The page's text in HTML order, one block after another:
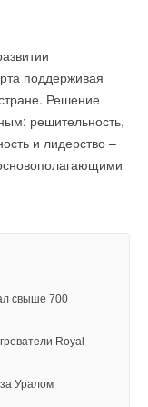
поддерживая
Решение
решительность,
и лидерство –
свыше 700
Royal
Уралом
Исполнительный
в 1998
линии по
из
маркой
такие широко
—
—
–
системами
даст возможность
В настоящее
эффективного и
ПЕНОПЛЭКС,
НИИСФ РААСН,
конструкции и
теплопередаче
плит